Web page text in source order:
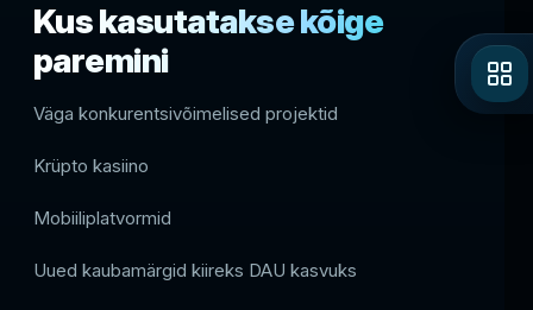
Kus kasutatakse kõige
paremini
Väga konkurentsivõimelised projektid
Krüpto kasiino
Mobiiliplatvormid
Uued kaubamärgid kiireks DAU kasvuks